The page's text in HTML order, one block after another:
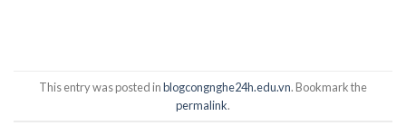
This entry was posted inblogcongnghe24h.edu.vn. Bookmark the
permalink.